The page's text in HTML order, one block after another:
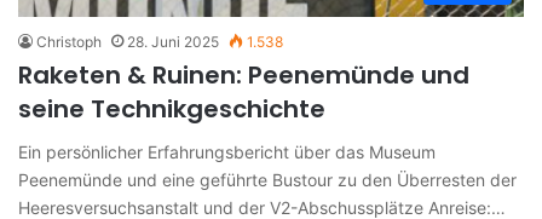
Christoph 28. Juni 2025 1.538
Raketen & Ruinen: Peenemünde und
seine Technikgeschichte
Ein persönlicher Erfahrungsbericht über das Museum
Peenemünde und eine geführte Bustour zu den Überresten der
Heeresversuchsanstalt und der V2-Abschussplätze Anreise:…